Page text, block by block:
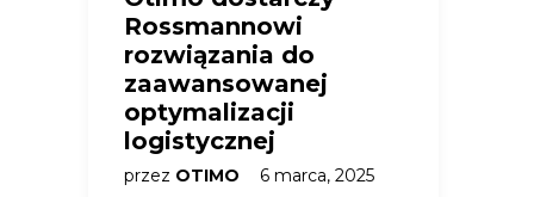
Rossmannowi
rozwiązania do
zaawansowanej
optymalizacji
logistycznej
przez OTIMO
6 marca, 2025